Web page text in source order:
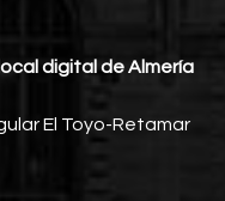
digital de Almería
El Toyo-Retamar